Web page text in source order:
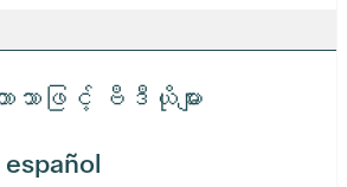
ဖြင့် ဗီဒီယိုများ
español